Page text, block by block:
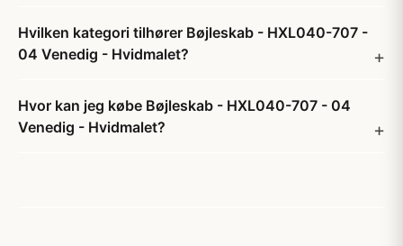
Hvilken kategori tilhører Bøjleskab - HXL040-707 -
04 Venedig - Hvidmalet?
Hvor kan jeg købe Bøjleskab - HXL040-707 - 04
Venedig - Hvidmalet?